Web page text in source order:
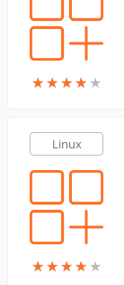
★★★★ ★
★★★★ ★
Linux
★★★★ ★
★★★★ ★